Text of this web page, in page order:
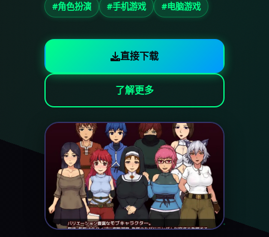
#角色扮演 #手机游戏 #电脑游戏
直接下载
了解更多